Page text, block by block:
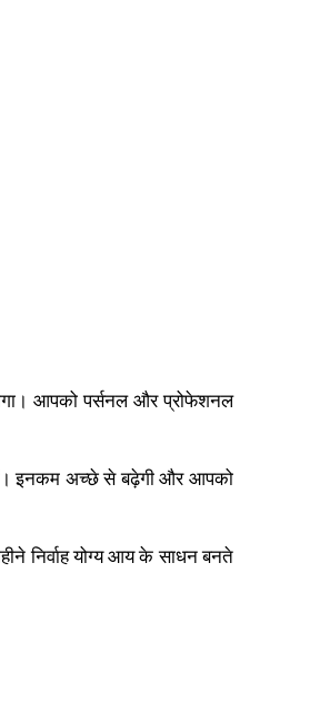
आपको पर्सनल और प्रोफेशनल
इनकम अच्छे से बढ़ेगी और आपको
निर्वाह योग्य आय के साधन बनते